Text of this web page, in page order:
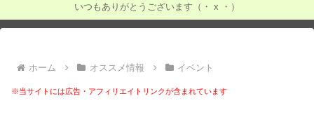
いつもありがとうございます（・ x ・）
ホーム オススメ情報 イベント
※当サイトには広告・アフィリエイトリンクが含まれています